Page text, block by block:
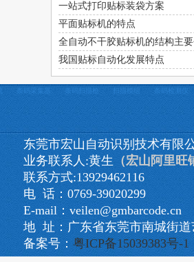
一站式打印贴标装袋方案
平面贴标机的特点
全自动不干胶贴标机的结构主
我国贴标自动化发展特点
条码采集器 条码扫描枪 扫描模组 条码检测仪
东莞市宏山自动识别技术有限
业务联系人:黄生 （宏山阿里旺
联系方式:13929462116
电 话：0769-39020299
E-mail：veilen@gmbarcode.cn
地 址：广东省东莞市南城街
备案号： 粤ICP备15039383号-1